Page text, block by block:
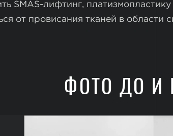
SMAS-лифтинг,
от провисания тканей в области
ФОТО ДО И